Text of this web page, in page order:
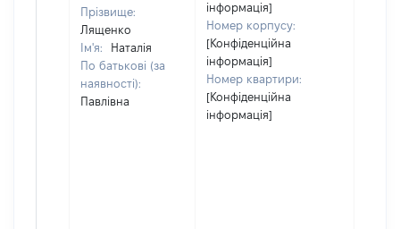
Прізвище:
Лященко
Ім'я:
Наталія
По батькові (за
наявності):
Павлівна
інформація]
Номер корпусу:
[Конфіденційна
інформація]
Номер квартири:
[Конфіденційна
інформація]